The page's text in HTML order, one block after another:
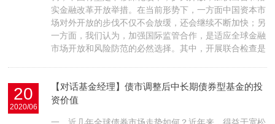
实金融改革开放举措。在当前形势下，一方面中国资本市
场对外开放的步伐不仅不会放缓，还会继续不断加快；另
一方面，我们认为，加强国际监管合作，是适应全球金融
市场开放和风险防范的必然选择。其中，开展联合检查是
20
2020/06
【对话基金经理】债市调整后中长期债券型基金的投
资价值